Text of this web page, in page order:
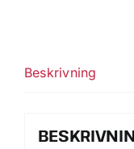
Beskrivning